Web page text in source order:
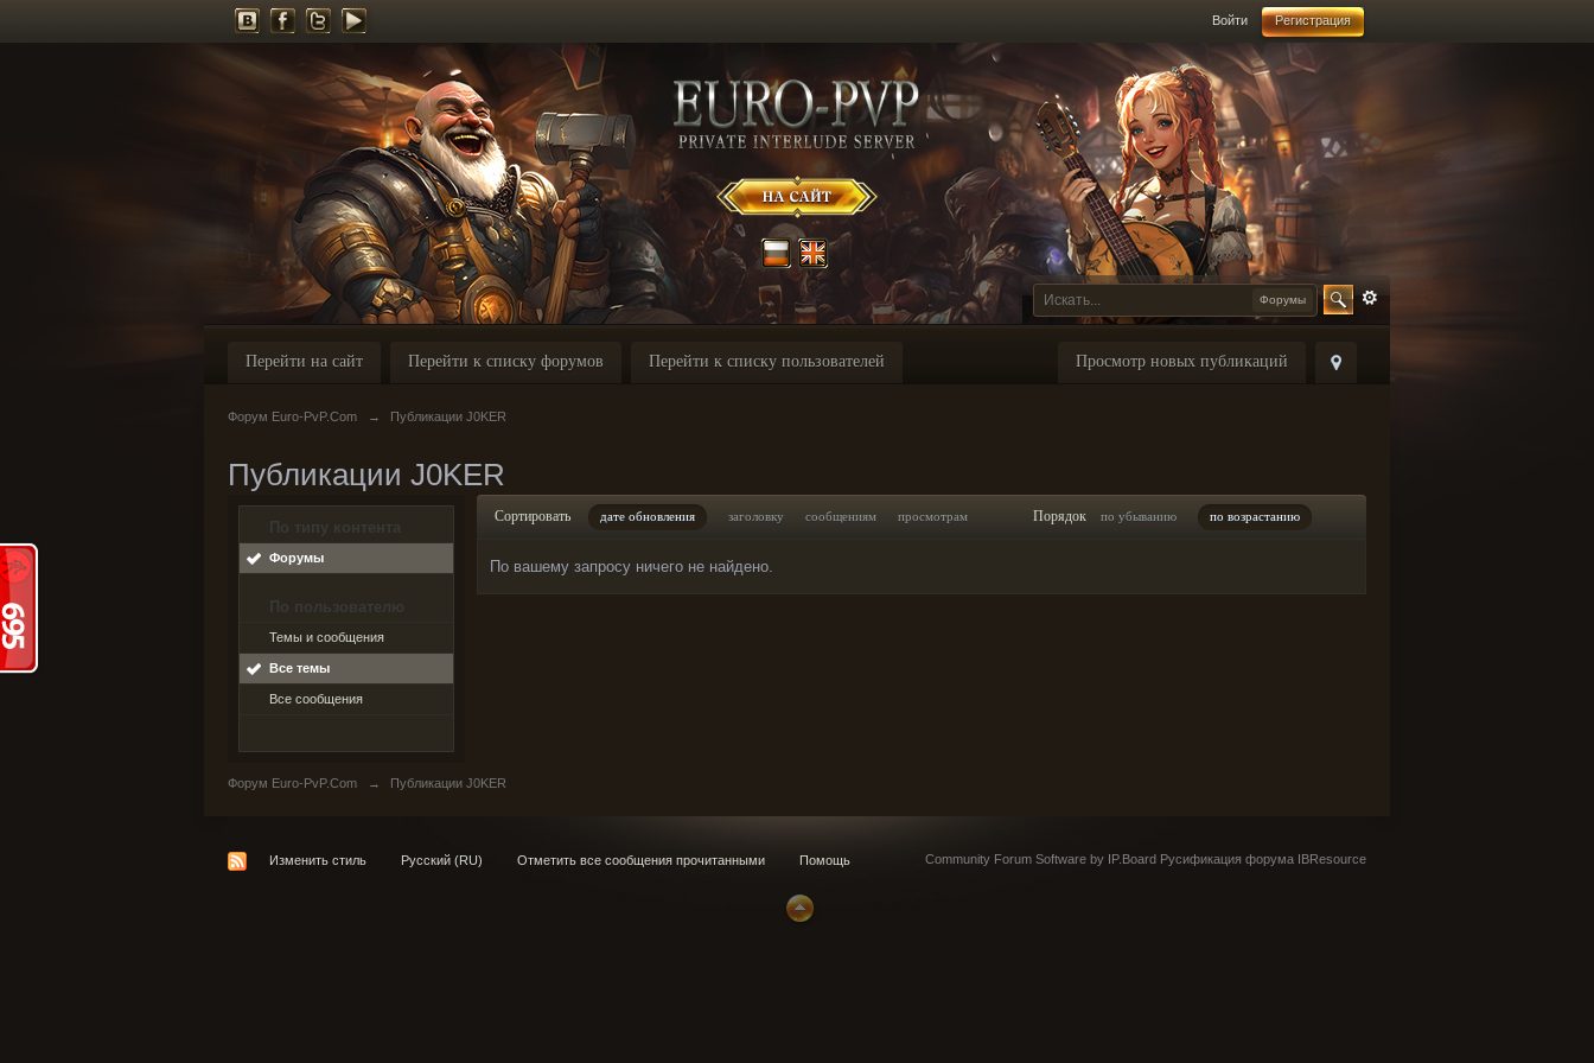
Войти Регистрация
Форумы
Просмотр новых публикаций
Перейти на сайт Перейти к списку форумов Перейти к списку пользователей
Форум Euro-PvP.Com → Публикации J0KER
Публикации J0KER
По типу контента
Форумы
По пользователю
Темы и сообщения
Все темы
Все сообщения
Сортировать дате обновления заголовку сообщениям просмотрам Порядок по убыванию по возрастанию
По вашему запросу ничего не найдено.
Форум Euro-PvP.Com → Публикации J0KER
Изменить стиль Русский (RU) Отметить все сообщения прочитанными Помощь Community Forum Software by IP.Board Русификация форума IBResource